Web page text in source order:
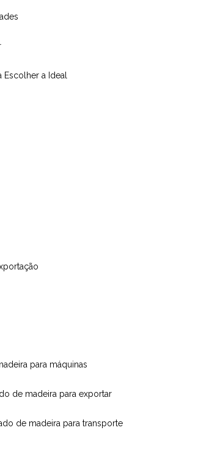
Escolher a Ideal
para máquinas
de madeira para exportar
de madeira para transporte